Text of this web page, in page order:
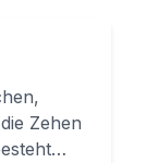
Zehen